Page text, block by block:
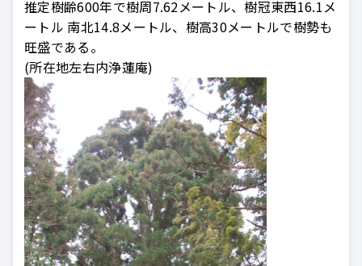
推定樹齢600年で樹周7.62メートル、 樹冠東西16.1メ
ートル 南北14.8メートル、 樹高30メートルで樹勢も
旺盛である。
(所在地左右内浄蓮庵)